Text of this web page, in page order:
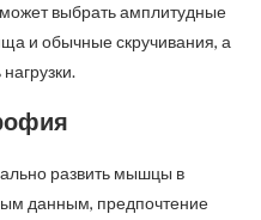
выбрать амплитудные
и обычные скручивания, а
развить мышцы в
данным, предпочтение